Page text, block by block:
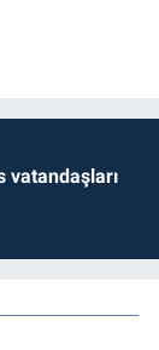
vatandaşları